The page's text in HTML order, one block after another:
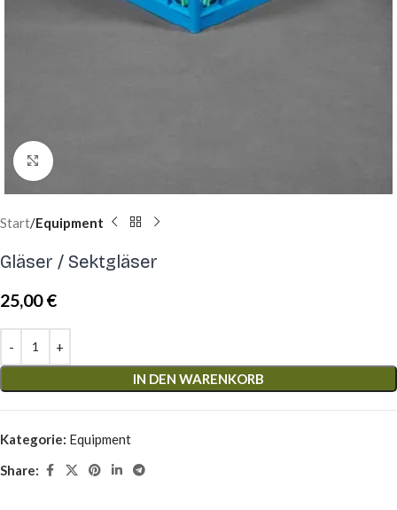
Click to enlarge
Start Equipment
Gläser / Sektgläser
25,00€
IN DEN WARENKORB
Kategorie: Equipment
Share: